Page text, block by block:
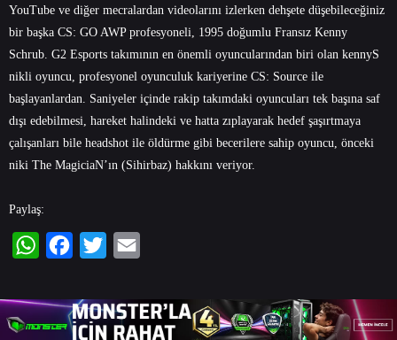
YouTube ve diğer mecralardan videolarını izlerken dehşete düşebileceğiniz
bir başka CS: GO AWP profesyoneli, 1995 doğumlu Fransız Kenny
Schrub. G2 Esports takımının en önemli oyuncularından biri olan kennyS
nikli oyuncu, profesyonel oyunculuk kariyerine CS: Source ile
başlayanlardan. Saniyeler içinde rakip takımdaki oyuncuları tek başına saf
dışı edebilmesi, hareket halindeki ve hatta zıplayarak hedef şaşırtmaya
çalışanları bile headshot ile öldürme gibi becerilere sahip oyuncu, önceki
niki The MagiciaN’ın (Sihirbaz) hakkını veriyor.
Paylaş: